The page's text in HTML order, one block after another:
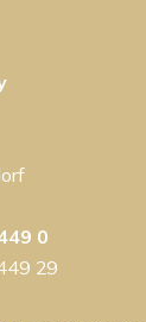
0
29